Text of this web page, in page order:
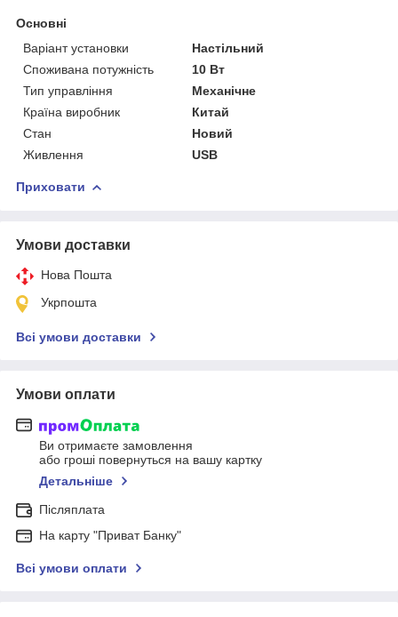
Основні
Варіант установки
Настільний
Споживана потужність
10 Вт
Тип управління
Механічне
Країна виробник
Китай
Стан
Новий
Живлення
USB
Приховати
Умови доставки
Нова Пошта
Укрпошта
Всі умови доставки
Умови оплати
Ви отримаєте замовлення
або гроші повернуться на вашу картку
Детальніше
Післяплата
На карту "Приват Банку"
Всі умови оплати